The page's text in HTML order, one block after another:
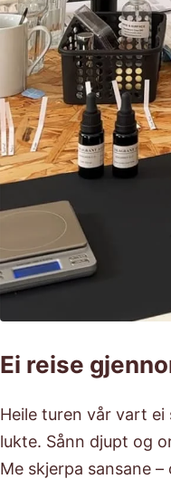
Ei reise
Heile turen vår vart
lukte. Sånn djupt og
Me skjerpa sansane